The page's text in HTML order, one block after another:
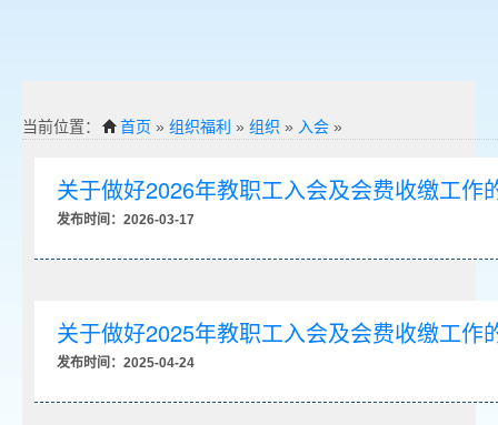
当前位置： 首页 » 组织福利 » 组织 » 入会 »
关于做好2026年教职工入会及会费收缴工作
发布时间：2026-03-17
关于做好2025年教职工入会及会费收缴工作
发布时间：2025-04-24